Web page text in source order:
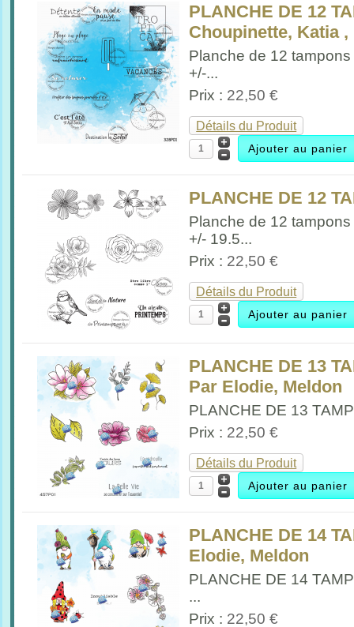
PLANCHE DE 12
Choupinette, Katia ,
Planche de 12 tampons
+/-...
Prix : 22,50 €
Détails du Produit
PLANCHE DE 12
Planche de 12 tampons
+/- 19.5...
Prix : 22,50 €
Détails du Produit
PLANCHE DE 13
Par Elodie, Meldon
PLANCHE DE 13
Prix : 22,50 €
Détails du Produit
PLANCHE DE 14
Elodie, Meldon
PLANCHE DE 14
...
Prix : 22,50 €